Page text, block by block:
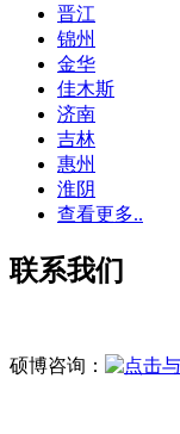
晋江
锦州
金华
佳木斯
济南
吉林
惠州
淮阴
查看更多..
联系我们
硕博咨询：